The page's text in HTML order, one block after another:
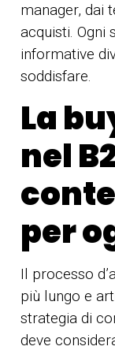
manager, dai
acquisti. Ogni
informative
soddisfare.
La
nel
per
Il processo
più lungo e
strategia di
deve